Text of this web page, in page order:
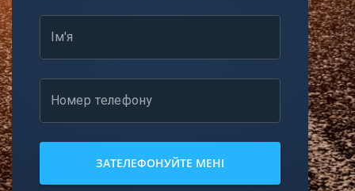
Ім'я
Номер телефону
ЗАТЕЛЕФОНУЙТЕ МЕНІ